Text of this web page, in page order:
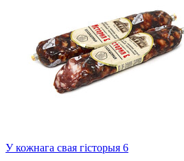
У кожнага свая гісторыя 6